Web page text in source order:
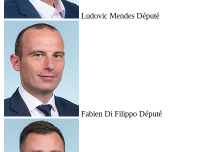
Ludovic Mendes Député
Fabien Di Filippo Député